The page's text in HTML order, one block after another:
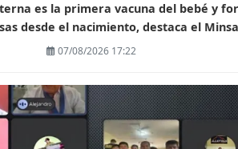
es la primera vacuna del bebé y
desde el nacimiento, destaca el Minsa
07/08/2026 17:22